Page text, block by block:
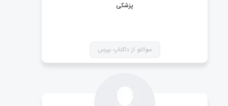
پزشکی
سوالتو از داکتاپ بپرس